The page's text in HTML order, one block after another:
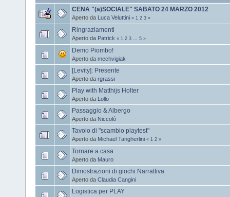
CENA "(a)SOCIALE" SABATO 24 MARZO 2012
Aperto da Luca Veluttini « 1 2 3 »
Ringraziamenti
Aperto da Patrick « 1 2 3 5 »
Demo Piombo!
Aperto da mechvigiak
[Levity]: Presente
Aperto da rgrassi
Play with Matthijs Holter
Aperto da Lollo
Passaggio & Albergo
Aperto da Niccolò
Tavolo di "scambio playtest"
Aperto da Michael Tangherlini « 1 2 »
Tornare a casa
Aperto da Mauro
Dimostrazioni di giochi Narrattiva
Aperto da Claudia Cangini
Logistica per PLAY